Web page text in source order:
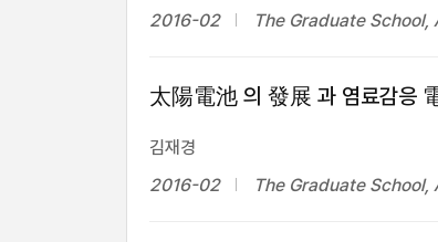
2016-02
The Graduate
太陽電池 의 發展 과 염료감응
김재경
2016-02
The Graduate